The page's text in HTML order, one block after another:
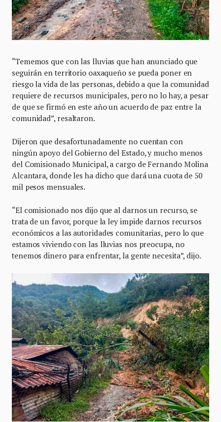
“Tememos que con las lluvias que han anunciado que
seguirán en territorio oaxaqueño se pueda poner en
riesgo la vida de las personas, debido a que la comunidad
requiere de recursos municipales, pero no lo hay, a pesar
de que se firmó en este año un acuerdo de paz entre la
comunidad”, resaltaron.
Dijeron que desafortunadamente no cuentan con
ningún apoyo del Gobierno del Estado, y mucho menos
del Comisionado Municipal, a cargo de Fernando Molina
Alcantara, donde les ha dicho que dará una cuota de 50
mil pesos mensuales.
“El comisionado nos dijo que al darnos un recurso, se
trata de un favor, porque la ley impide darnos recursos
económicos a las autoridades comunitarias, pero lo que
estamos viviendo con las lluvias nos preocupa, no
tenemos dinero para enfrentar, la gente necesita”, dijo.